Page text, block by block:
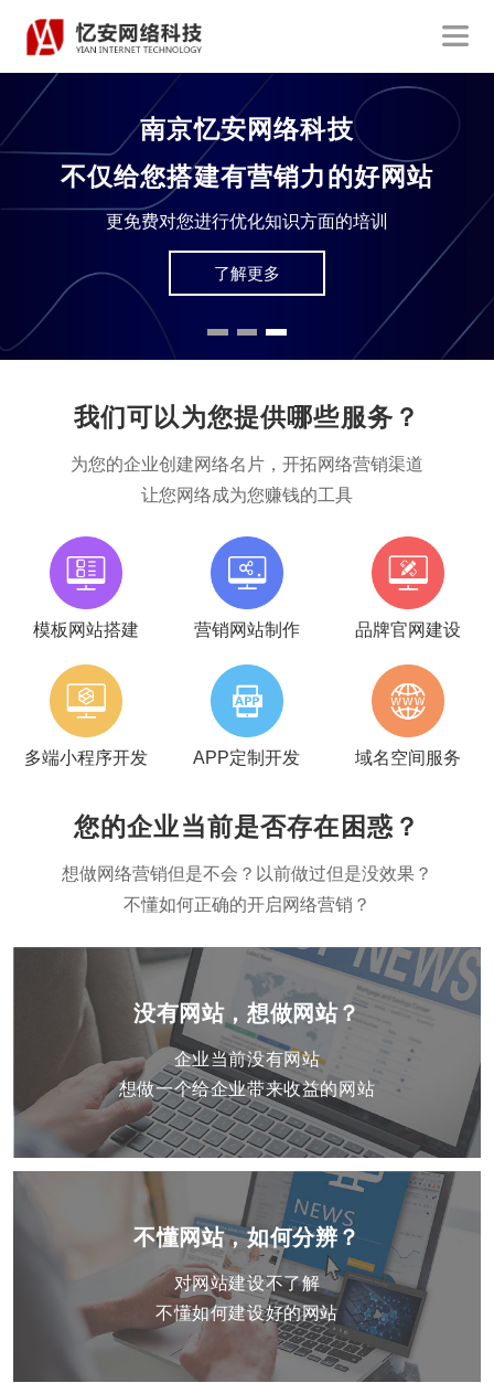
访客必读
如何让您的网站能够吸引客户？
在拥有上亿网民的今天，您的网站还能满足当前受众吗？
了解更多
我们可以为您提供哪些服务？
为您的企业创建网络名片，开拓网络营销渠道
让您网络成为您赚钱的工具
模板网站搭建 营销网站制作 品牌官网建设
多端小程序开发 APP定制开发 域名空间服务
您的企业当前是否存在困惑？
想做网络营销但是不会？以前做过但是没效果？
不懂如何正确的开启网络营销？
没有网站，想做网站？
企业当前没有网站
想做一个给企业带来收益的网站
不懂网站，如何分辨？
对网站建设不了解
不懂如何建设好的网站